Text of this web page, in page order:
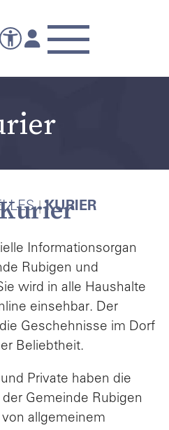
KURIER
Informationsorgan
Rubigen und
wird in alle Haushalte
einsehbar. Der
Geschehnisse im Dorf
Beliebtheit.
Private haben die
Gemeinde Rubigen
allgemeinem